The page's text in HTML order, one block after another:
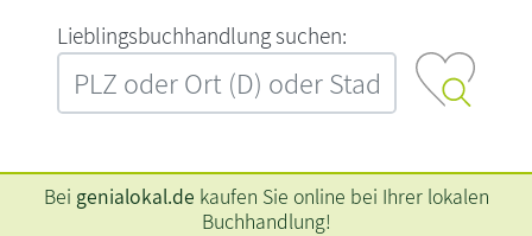
L‍i‍e‍b‍l‍i‍n‍g‍s‍b‍u‍c‍h‍h‍a‍n‍d‍l‍u‍n‍g‍ ‍s‍u‍c‍h‍e‍n‍:‍
Bei genialokal.de kaufen Sie online bei Ihrer lokalen
Buchhandlung!